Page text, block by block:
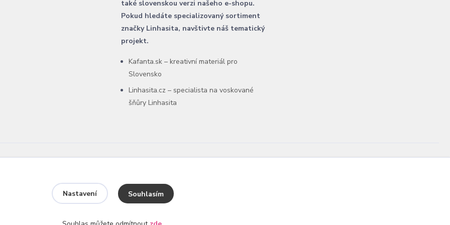
také slovenskou verzi našeho e-shopu.
Pokud hledáte specializovaný sortiment
značky Linhasita, navštivte náš tematický
projekt.
Kafanta.sk – kreativní materiál pro
Slovensko
Linhasita.cz – specialista na voskované
šňůry Linhasita
Nastavení Souhlasím